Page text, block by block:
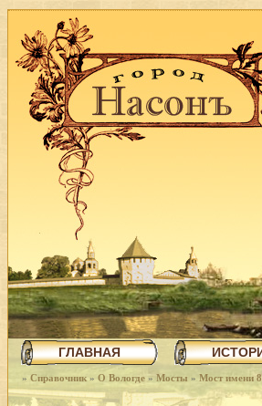
ГЛАВНАЯ
» Справочник » О Вологде » Мосты » Мост имени